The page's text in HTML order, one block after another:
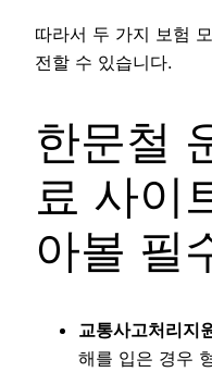
따라서 두 가지 보험
전할 수 있습니다.
한문철
료 사이
아볼 필
교통사고처리지
해를 입은 경우